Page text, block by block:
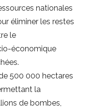
nationales
éliminer les restes
le
économique
500 000 hectares
la
de bombes,